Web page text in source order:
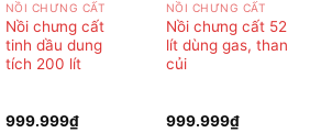
NỒI CHƯNG CẤT
Nồi chưng cất
tinh dầu dung
tích 200 lít
999.999₫
NỒI CHƯNG CẤT
Nồi chưng cất 52
lít dùng gas, than
củi
999.999₫